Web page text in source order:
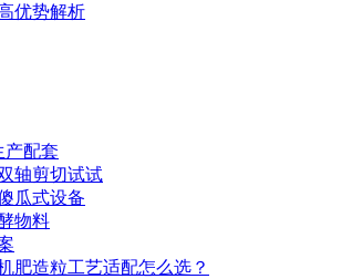
优势解析
产配套
轴剪切试试
瓜式设备
物料
肥造粒工艺适配怎么选？